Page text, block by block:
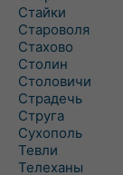
Стайки
Староволя
Стахово
Столин
Столовичи
Страдечь
Струга
Сухополь
Тевли
Телеханы